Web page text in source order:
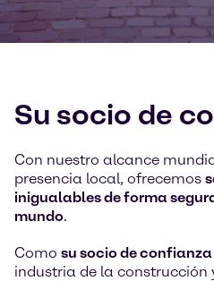
Su socio de
Con nuestro alcance
presencia local, ofrecemos
inigualables de forma
mundo.
Como su socio de confianza
industria de la construcción